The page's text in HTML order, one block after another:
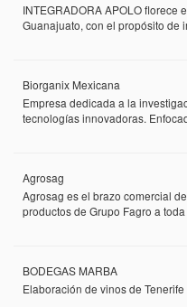
INTEGRADORA APOLO florece
Guanajuato, con el propósito de
Biorganix Mexicana
Empresa dedicada a la
tecnologías innovadoras.
Agrosag
Agrosag es el brazo comercial
productos de Grupo Fagro a
BODEGAS MARBA
Elaboración de vinos de Tenerife